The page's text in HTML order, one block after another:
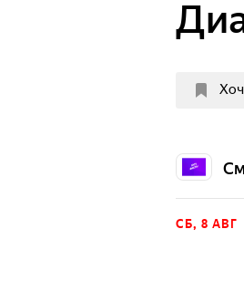
СБ, 8 АВГ